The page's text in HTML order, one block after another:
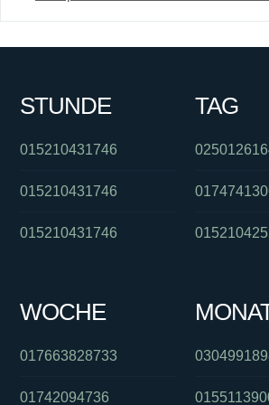
STUNDE
015210431746
015210431746
015210431746
TAG
WOCHE
017663828733
01742094736